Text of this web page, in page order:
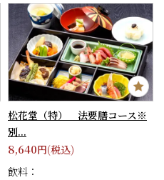
松花堂（特） 法要膳コース※
別...
8,640円(税込)
飲料：